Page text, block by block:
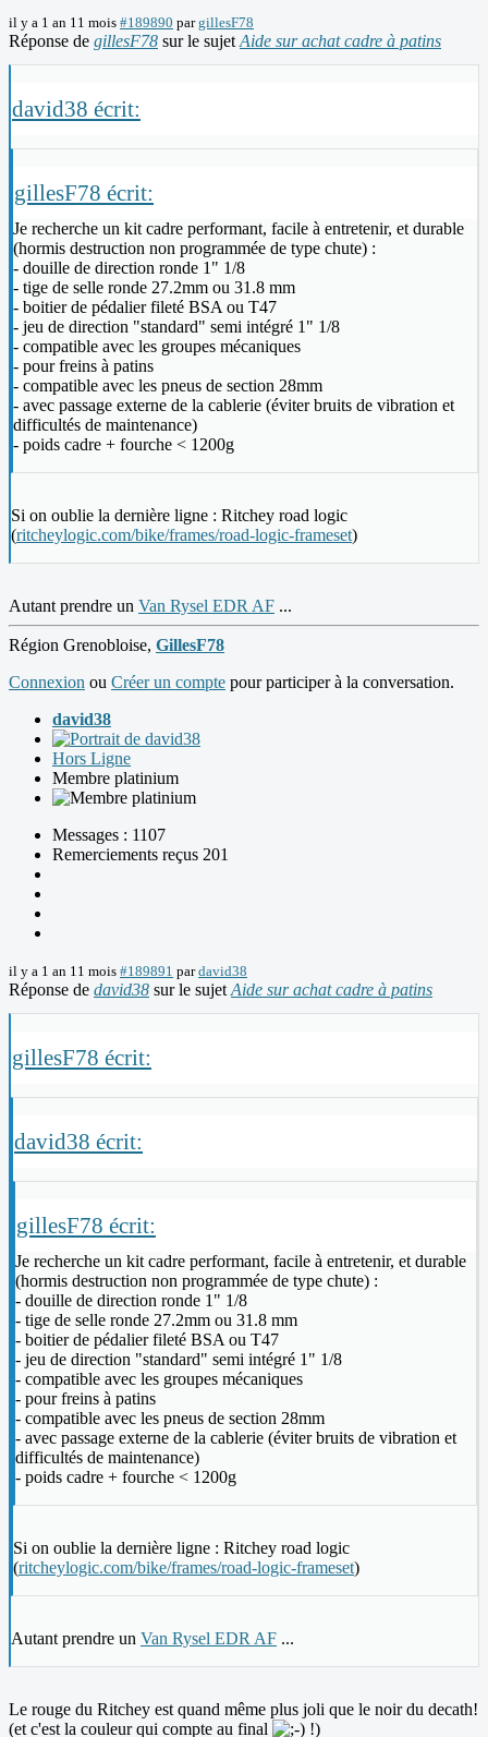
il y a 1 an 11 mois #189890 pargillesF78
Réponse de gillesF78 sur le sujet Aide sur achat cadre à patins
david38 écrit:
gillesF78 écrit:
Je recherche un kit cadre performant, facile à entretenir, et durable
(hormis destruction non programmée de type chute) :
- douille de direction ronde 1" 1/8
- tige de selle ronde 27.2mm ou 31.8 mm
- boitier de pédalier fileté BSA ou T47
- jeu de direction "standard" semi intégré 1" 1/8
- compatible avec les groupes mécaniques
- pour freins à patins
- compatible avec les pneus de section 28mm
- avec passage externe de la cablerie (éviter bruits de vibration et
difficultés de maintenance)
- poids cadre + fourche < 1200g
Si on oublie la dernière ligne : Ritchey road logic
(ritcheylogic.com/bike/frames/road-logic-frameset)
Autant prendre un Van Rysel EDR AF ...
Région Grenobloise, GillesF78
Connexion ou Créer un compte pour participer à la conversation.
david38
Hors Ligne
Membre platinium
Messages : 1107
Remerciements reçus 201
il y a 1 an 11 mois #189891 pardavid38
Réponse de david38 sur le sujet Aide sur achat cadre à patins
gillesF78 écrit:
david38 écrit:
gillesF78 écrit:
Je recherche un kit cadre performant, facile à entretenir, et durable
(hormis destruction non programmée de type chute) :
- douille de direction ronde 1" 1/8
- tige de selle ronde 27.2mm ou 31.8 mm
- boitier de pédalier fileté BSA ou T47
- jeu de direction "standard" semi intégré 1" 1/8
- compatible avec les groupes mécaniques
- pour freins à patins
- compatible avec les pneus de section 28mm
- avec passage externe de la cablerie (éviter bruits de vibration et
difficultés de maintenance)
- poids cadre + fourche < 1200g
Si on oublie la dernière ligne : Ritchey road logic
(ritcheylogic.com/bike/frames/road-logic-frameset)
Autant prendre un Van Rysel EDR AF ...
Le rouge du Ritchey est quand même plus joli que le noir du decath!
(et c'est la couleur qui compte au final
!)